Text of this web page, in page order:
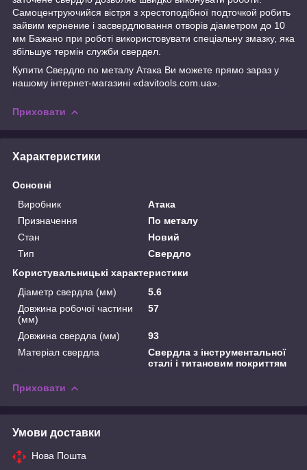
Самоцентруючийся вістря з хрестоподібної подточкой робить
зайвим кернение і засвердлювання отворів діаметром до 10
мм Бажано при роботі використовувати спеціальну змазку, яка
збільшує термін служби свердел.
Купити Свердло по металу Атака Ви можете прямо зараз у
нашому інтернет-магазині «davitools.com.ua».
Приховати
Характеристики
Основні
Виробник
Атака
Призначення
По металу
Стан
Новий
Тип
Свердло
Користувальницькі характеристики
Діаметр свердла (мм)
5.6
Довжина робочої частини
(мм)
57
Довжина свердла (мм)
93
Матеріал свердла
Свердла з інструментальної
сталі і титановим покриттям
Приховати
Умови доставки
Нова Пошта